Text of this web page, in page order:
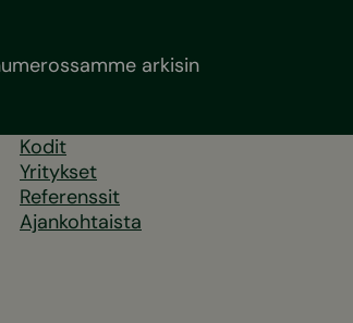
arkisin
Kodit
Yritykset
Referenssit
Ajankohtaista